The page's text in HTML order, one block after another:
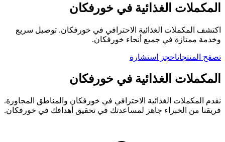
المكملات الغذائية في خورفكان
اكتشف المكملات الغذائية الاحترافي في خورفكان. توصيل سريع
وخدمة ممتازة في جميع أنحاء خورفكان.
تصفح المنتجاتاحجز استشارة
المكملات الغذائية في خورفكان
نقدم المكملات الغذائية الاحترافي في خورفكان والمناطق المجاورة.
فريقنا من الخبراء جاهز لمساعدتك في تحقيق أهدافك في خورفكان.